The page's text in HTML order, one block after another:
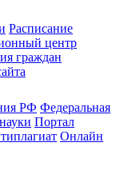
Расписание
центр
граждан
РФ Федеральная
Портал
Онлайн